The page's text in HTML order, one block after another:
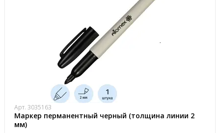
Арт. 3035163
Маркер перманентный черный (толщина линии 2
мм)